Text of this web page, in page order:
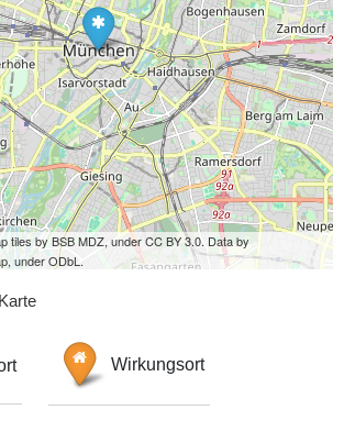
tiles by BSB MDZ, under CC BY 3.0. Data by
under ODbL.
Wirkungsort